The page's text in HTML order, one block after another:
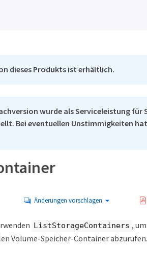
dieses Produkts ist erhältlich.
wurde als Serviceleistung für
Bei eventuellen Unstimmigkeiten
Änderungen vorschlagen
ListStorageContainers ,
Volume-Speicher-Container abzurufen.